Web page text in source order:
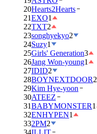
20Hearts2Hearts
21EXO1
22TXT2
23songhyekyo2
24Suzy1
25Girls' Generation3
26Jang Won-young1
27IDID2
28BOYNEXTDOOR2
29Kim Hye-yoon
30ATEEZ
31BABYMONSTER1
32ENHYPEN1
332PM2
34ILLIT